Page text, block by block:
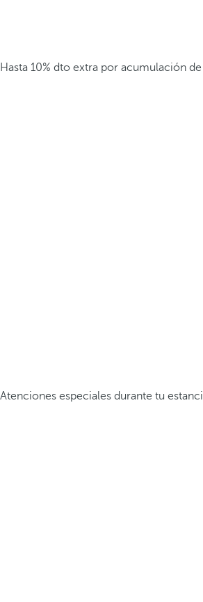
Hasta 10% dto extra por acumulación
Atenciones especiales durante tu